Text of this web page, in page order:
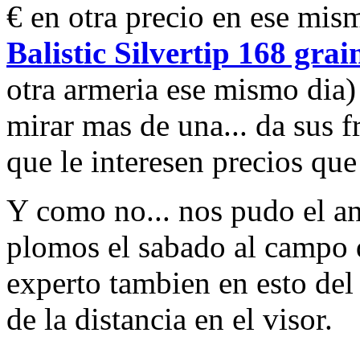
€ en otra precio en ese
Balistic Silvertip 168
otra armeria ese mismo
mirar mas de una... da sus
que le interesen precios
Y como no... nos pudo el
plomos el sabado al
experto tambien en esto
de la distancia en el visor.